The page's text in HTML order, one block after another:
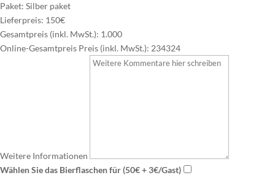
Paket: Silber paket
Lieferpreis: 150€
Gesamtpreis (inkl. MwSt.): 1.000
Online-Gesamtpreis Preis (inkl. MwSt.): 234324
Weitere Informationen
Wählen Sie das Bierflaschen für (50€ + 3€/Gast)